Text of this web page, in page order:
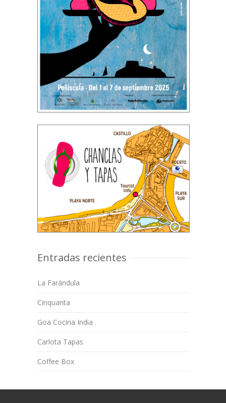
Entradas recientes
La Farándula
Cinquanta
Goa Cocina India
Carlota Tapas
Coffee Box